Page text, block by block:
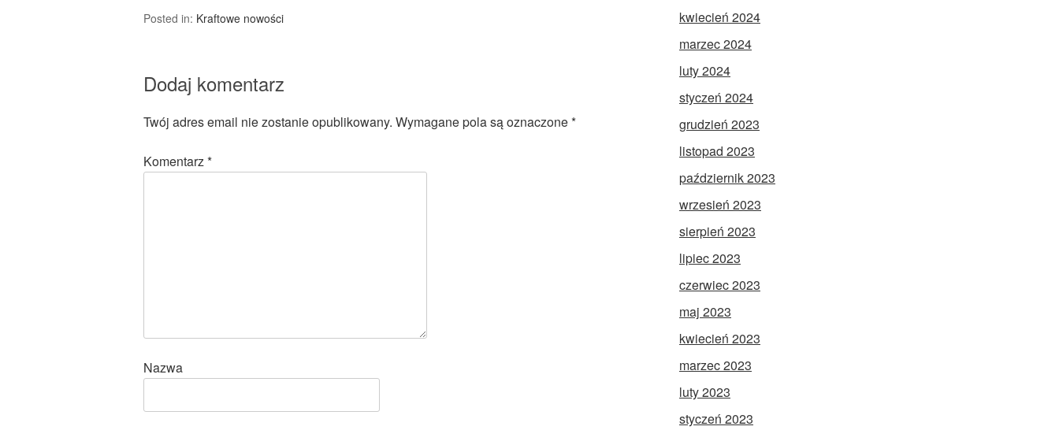
Posted in: Kraftowe nowości
Dodaj komentarz
Twój adres email nie zostanie opublikowany. Wymagane pola są oznaczone*
Komentarz*
Nazwa
kwiecień 2024
marzec 2024
luty 2024
styczeń 2024
grudzień 2023
listopad 2023
październik 2023
wrzesień 2023
sierpień 2023
lipiec 2023
czerwiec 2023
maj 2023
kwiecień 2023
marzec 2023
luty 2023
styczeń 2023